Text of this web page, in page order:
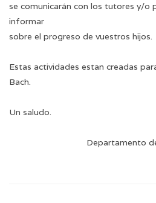
se comunicarán con los tutores y/o
informar
sobre el progreso de vuestros hijos.
Estas actividades estan creadas
Bach.
Un saludo.
Departamento